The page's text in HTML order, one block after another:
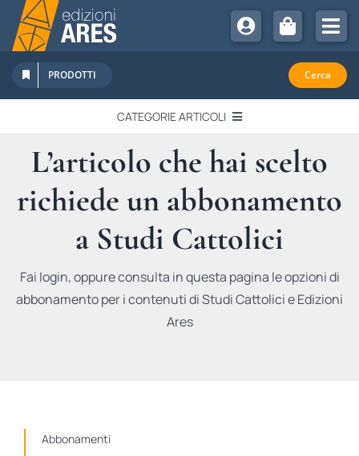
Salta
contenuto
Chi Siamo
Sostienici
Abbonamenti
Promozioni
Newsletter
PRODOTTI Cerca
CATEGORIE ARTICOLI
EDITORIALI
IN QUESTO NUMERO
RECENSIONI
L’articolo che hai scelto
richiede un abbonamento
a Studi Cattolici
Fai login, oppure consulta in questa pagina le opzioni di
abbonamento per i contenuti di Studi Cattolici e Edizioni
Ares
Abbonamenti